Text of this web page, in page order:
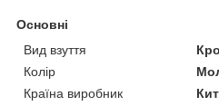
Основні
Вид взуття
Колір
Країна виробник